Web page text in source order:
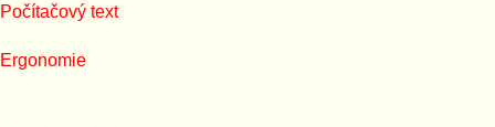
Počítačový text
Ergonomie